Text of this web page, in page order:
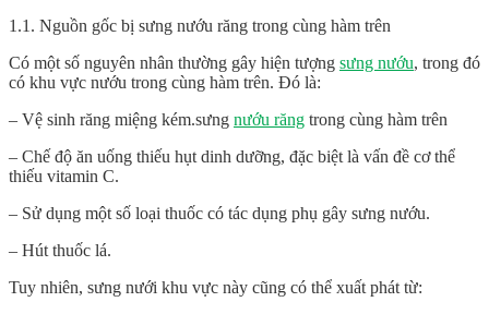
1.1. Nguồn gốc bị sưng nướu răng trong cùng hàm trên
Có một số nguyên nhân thường gây hiện tượng sưng nướu, trong đó
có khu vực nướu trong cùng hàm trên. Đó là:
– Vệ sinh răng miệng kém.sưng nướu răng trong cùng hàm trên
– Chế độ ăn uống thiếu hụt dinh dưỡng, đặc biệt là vấn đề cơ thể
thiếu vitamin C.
– Sử dụng một số loại thuốc có tác dụng phụ gây sưng nướu.
– Hút thuốc lá.
Tuy nhiên, sưng nưới khu vực này cũng có thể xuất phát từ: